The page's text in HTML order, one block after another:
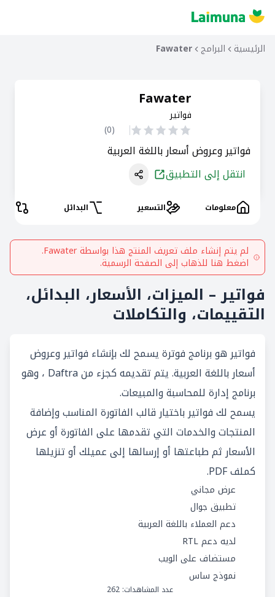
الرئيسية البرامج Fawater
Fawater
فواتير
(
0
)
فواتير وعروض أسعار باللغة العربية
انتقل إلى التطبيق
معلومات التسعير البدائل
لم يتم إنشاء ملف تعريف المنتج هذا بواسطةFawater
.
اضغط هنا للذهاب إلى الصفحة الرسمية.
فواتير – الميزات، الأسعار، البدائل،
التقييمات، والتكاملات
فواتير هو برنامج فوترة يسمح لك بإنشاء فواتير وعروض
أسعار باللغة العربية. يتم تقديمه كجزء منDaftra ، وهو
برنامج إدارة للمحاسبة والمبيعات.
يسمح لك فواتير باختيار قالب الفاتورة المناسب وإضافة
المنتجات والخدمات التي تقدمها على الفاتورة أو عرض
الأسعار ثم طباعتها أو إرسالها إلى عميلك أو تنزيلها
كملف PDF.
عرض مجاني
تطبيق جوال
دعم العملاء باللغة العربية
لديه دعم RTL
مستضاف على الويب
نموذج ساس
عدد المشاهدات: 262